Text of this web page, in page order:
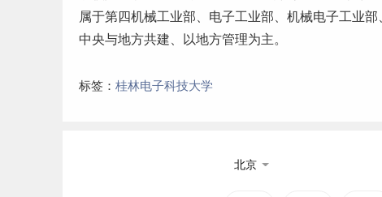
属于第四机械工业部、电子工业部、机械电子工业
中央与地方共建、以地方管理为主。
标签： 桂林电子科技大学
北京